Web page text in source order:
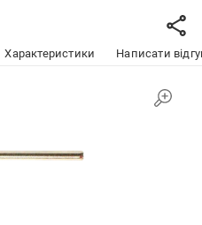
Характеристики Написати